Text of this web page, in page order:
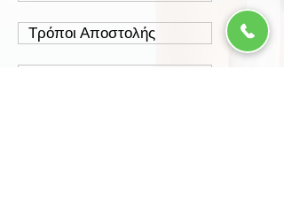
Τρόποι Αποστολής